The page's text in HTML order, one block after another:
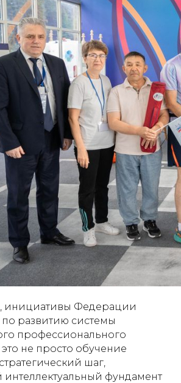
инициативы Федерации
развитию системы
профессионального
не просто обучение
шаг,
фундамент